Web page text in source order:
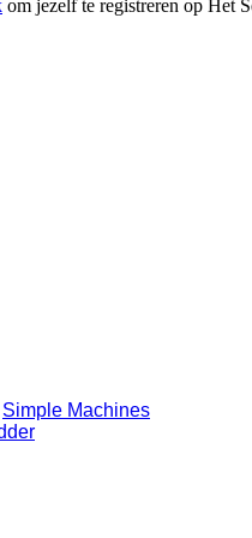
om jezelf te registreren op Het
Simple Machines